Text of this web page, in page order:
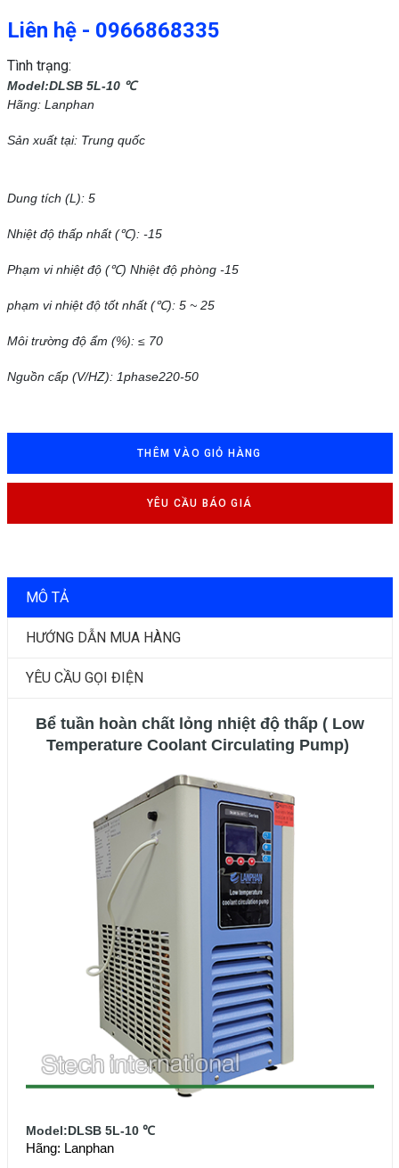
Liên hệ - 0966868335
Tình trạng:
Model:DLSB 5L-10 ℃
Hãng: Lanphan
Sản xuất tại: Trung quốc
Dung tích (L): 5
Nhiệt độ thấp nhất (℃): -15
Phạm vi nhiệt độ (℃) Nhiệt độ phòng -15
phạm vi nhiệt độ tốt nhất (℃): 5 ~ 25
Môi trường độ ẩm (%): ≤ 70
Nguồn cấp (V/HZ): 1phase220-50
THÊM VÀO GIỎ HÀNG
YÊU CẦU BÁO GIÁ
MÔ TẢ
HƯỚNG DẪN MUA HÀNG
YÊU CẦU GỌI ĐIỆN
Bể tuần hoàn chất lỏng nhiệt độ thấp ( Low
Temperature Coolant Circulating Pump)
Model:DLSB 5L-10 ℃
Hãng: Lanphan